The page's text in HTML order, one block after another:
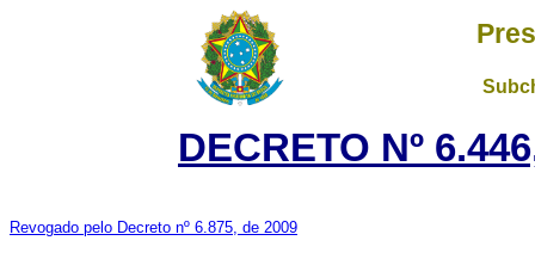
DECRETO Nº
Revogado pelo Decreto nº 6.875, de 2009